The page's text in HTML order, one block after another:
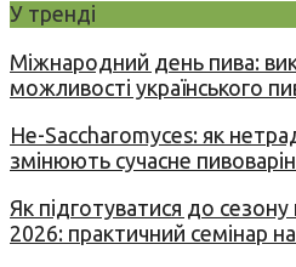
У тренді
Міжнародний день пива:
можливості українського
Не-Saccharomyces: як
змінюють сучасне
Як підготуватися до
2026: практичний семінар